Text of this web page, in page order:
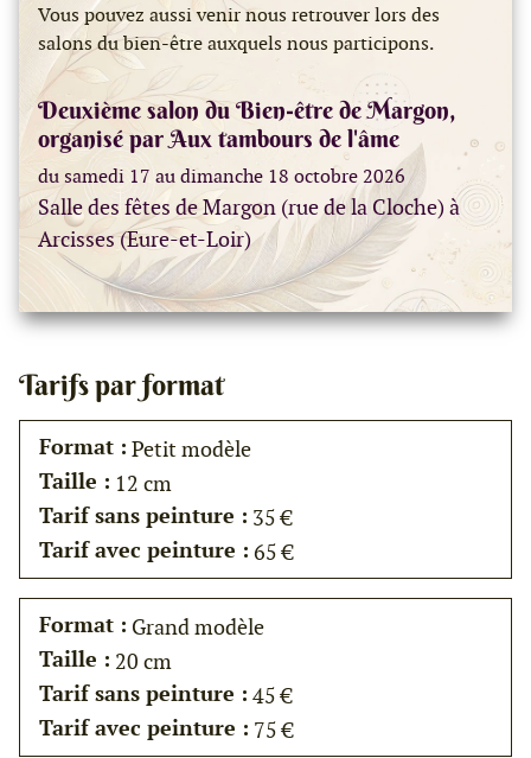
Vous pouvez aussi venir nous retrouver lors des
salons du bien-être auxquels nous participons.
Deuxième salon du Bien-être de Margon,
organisé par Aux tambours de l'âme
du samedi 17 au dimanche 18 octobre 2026
Salle des fêtes de Margon (rue de la Cloche) à
Arcisses (Eure-et-Loir)
Tarifs par format
Format : Petit modèle
Taille : 12 cm
Tarif sans peinture : 35 €
Tarif avec peinture : 65 €
Format : Grand modèle
Taille : 20 cm
Tarif sans peinture : 45 €
Tarif avec peinture : 75 €